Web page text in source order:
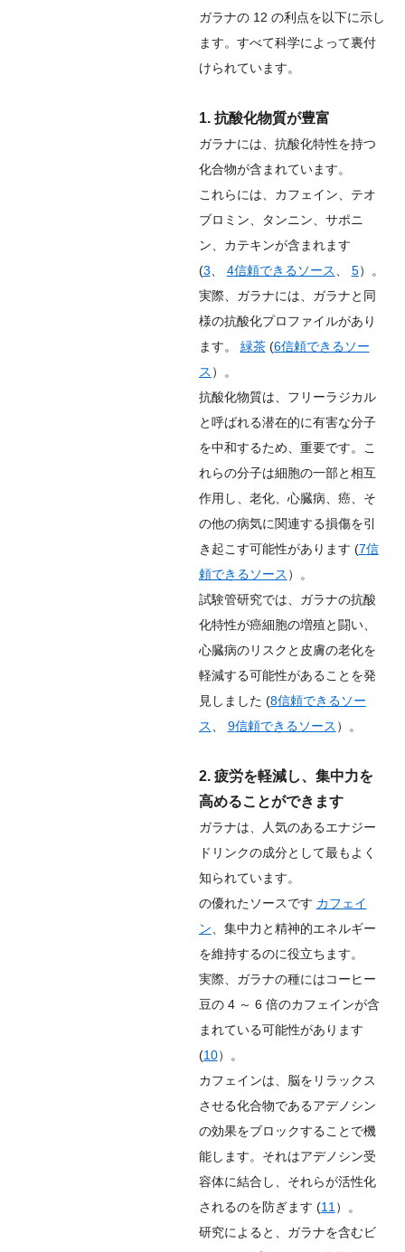
ガラナの 12 の利点を以下に示し
ます。すべて科学によって裏付
けられています。
1. 抗酸化物質が豊富
ガラナには、抗酸化特性を持つ
化合物が含まれています。
これらには、カフェイン、テオ
ブロミン、タンニン、サポニ
ン、カテキンが含まれます
(3 4信頼できるソース 5）。
実際、ガラナには、ガラナと同
様の抗酸化プロファイルがあり
ます。 緑茶(6信頼できるソー
ス ）。
抗酸化物質は、フリーラジカル
と呼ばれる潜在的に有害な分子
を中和するため、重要です。こ
れらの分子は細胞の一部と相互
作用し、老化、心臓病、癌、そ
の他の病気に関連する損傷を引
き起こす可能性があります (7信
頼できるソース ）。
試験管研究では、ガラナの抗酸
化特性が癌細胞の増殖と闘い、
心臓病のリスクと皮膚の老化を
軽減する可能性があることを発
見しました (8信頼できるソー
ス
9信頼できるソース ）。
2. 疲労を軽減し、集中力を
高めることができます
ガラナは、人気のあるエナジー
ドリンクの成分として最もよく
知られています。
の優れたソースです カフェイ
ン 、集中力と精神的エネルギー
を維持するのに役立ちます。
実際、ガラナの種にはコーヒー
豆の 4 ～ 6 倍のカフェインが含
まれている可能性があります
(10）。
カフェインは、脳をリラックス
させる化合物であるアデノシン
の効果をブロックすることで機
能します。それはアデノシン受
容体に結合し、それらが活性化
されるのを防ぎます (11 ）。
研究によると、ガラナを含むビ